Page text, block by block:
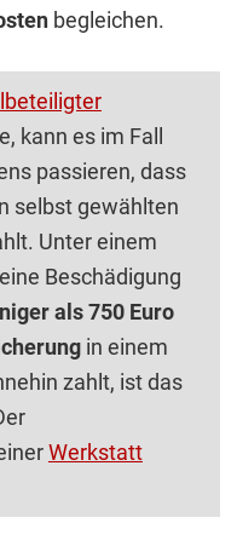
begleichen.
kann es im Fall
passieren, dass
selbst gewählten
Unter einem
Beschädigung
als 750 Euro
in einem
zahlt, ist das
Werkstatt